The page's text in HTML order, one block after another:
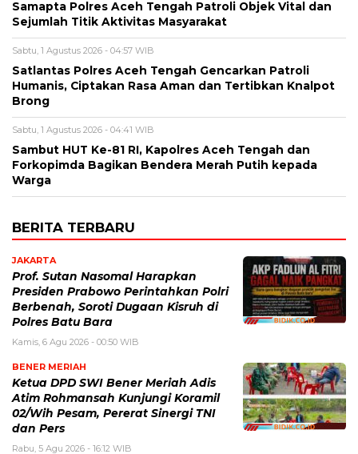
Samapta Polres Aceh Tengah Patroli Objek Vital dan
Sejumlah Titik Aktivitas Masyarakat
Sabtu, 1 Agustus 2026 - 04:57 WIB
Satlantas Polres Aceh Tengah Gencarkan Patroli
Humanis, Ciptakan Rasa Aman dan Tertibkan Knalpot
Brong
Sabtu, 1 Agustus 2026 - 04:41 WIB
Sambut HUT Ke-81 RI, Kapolres Aceh Tengah dan
Forkopimda Bagikan Bendera Merah Putih kepada
Warga
BERITA TERBARU
JAKARTA
Prof. Sutan Nasomal Harapkan
Presiden Prabowo Perintahkan Polri
Berbenah, Soroti Dugaan Kisruh di
Polres Batu Bara
Kamis, 6 Agu 2026 - 00:50 WIB
BENER MERIAH
Ketua DPD SWI Bener Meriah Adis
Atim Rohmansah Kunjungi Koramil
02/Wih Pesam, Pererat Sinergi TNI
dan Pers
Rabu, 5 Agu 2026 - 16:12 WIB